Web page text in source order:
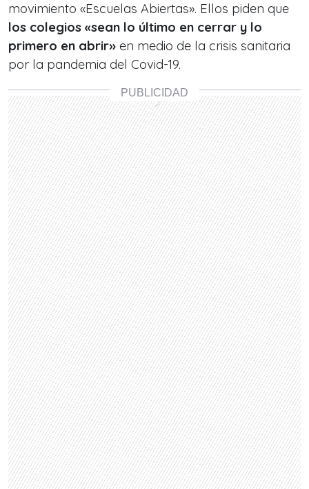
movimiento «Escuelas Abiertas». Ellos piden que
los colegios «sean lo último en cerrar y lo
primero en abrir» en medio de la crisis sanitaria
por la pandemia del Covid-19.